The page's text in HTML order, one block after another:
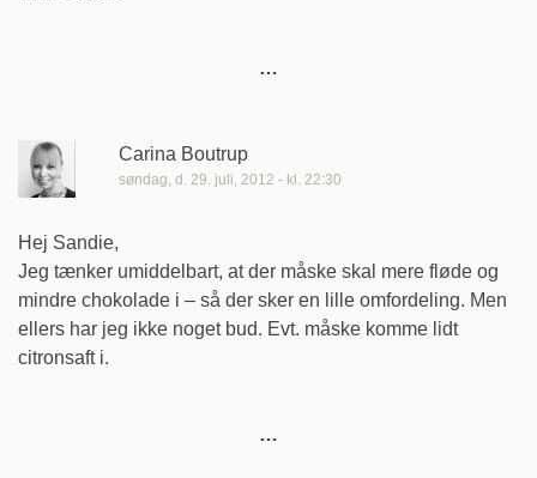
Carina Boutrup
søndag, d. 29. juli, 2012 - kl. 22:30
Hej Sandie,
Jeg tænker umiddelbart, at der måske skal mere fløde og
mindre chokolade i – så der sker en lille omfordeling. Men
ellers har jeg ikke noget bud. Evt. måske komme lidt
citronsaft i.